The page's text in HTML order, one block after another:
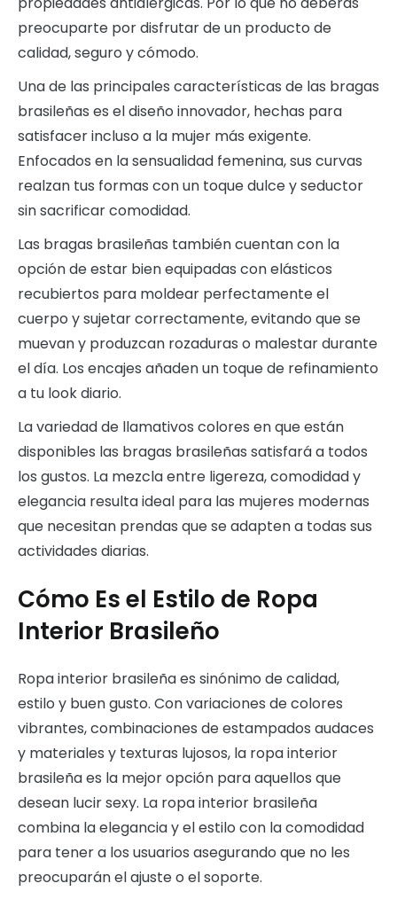
preocuparte por disfrutar de un producto de
calidad, seguro y cómodo.
Una de las principales características de las bragas
brasileñas es el diseño innovador, hechas para
satisfacer incluso a la mujer más exigente.
Enfocados en la sensualidad femenina, sus curvas
realzan tus formas con un toque dulce y seductor
sin sacrificar comodidad.
Las bragas brasileñas también cuentan con la
opción de estar bien equipadas con elásticos
recubiertos para moldear perfectamente el
cuerpo y sujetar correctamente, evitando que se
muevan y produzcan rozaduras o malestar durante
el día. Los encajes añaden un toque de refinamiento
a tu look diario.
La variedad de llamativos colores en que están
disponibles las bragas brasileñas satisfará a todos
los gustos. La mezcla entre ligereza, comodidad y
elegancia resulta ideal para las mujeres modernas
que necesitan prendas que se adapten a todas sus
actividades diarias.
Cómo Es el Estilo de Ropa
Interior Brasileño
Ropa interior brasileña es sinónimo de calidad,
estilo y buen gusto. Con variaciones de colores
vibrantes, combinaciones de estampados audaces
y materiales y texturas lujosos, la ropa interior
brasileña es la mejor opción para aquellos que
desean lucir sexy. La ropa interior brasileña
combina la elegancia y el estilo con la comodidad
para tener a los usuarios asegurando que no les
preocuparán el ajuste o el soporte.